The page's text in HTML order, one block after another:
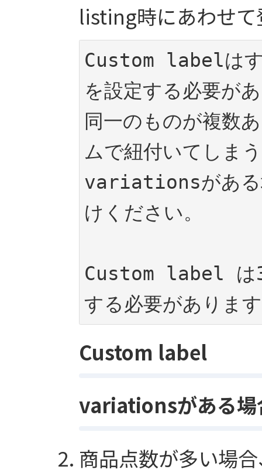
listing時にあわせて
Custom labelはす
を設定する必要が
同一のものが複数
ムで紐付いてしま
variationsがある
けください。
Custom label は
する必要がありま
Custom label
variationsがある場
商品点数が多い場